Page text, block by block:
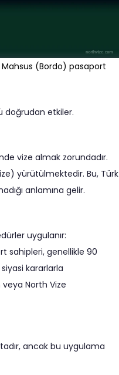
(Bordo) pasaport
doğrudan etkiler.
vize almak zorundadır.
yürütülmektedir. Bu, Türk
anlamına gelir.
uygulanır:
sahipleri, genellikle 90
kararlarla
veya North Vize
ancak bu uygulama